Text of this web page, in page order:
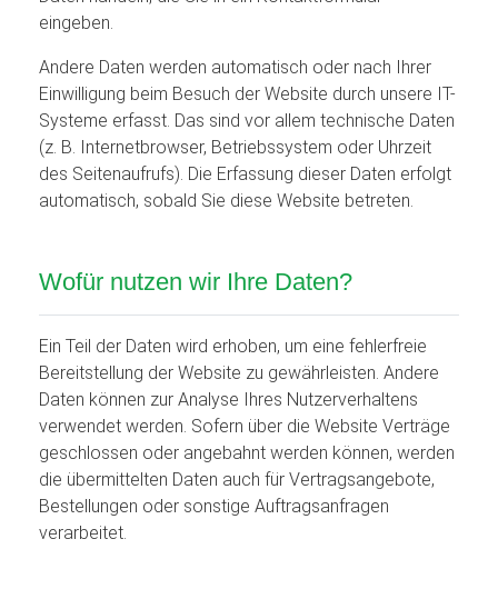
eingeben.
Andere Daten werden automatisch oder nach Ihrer
Einwilligung beim Besuch der Website durch unsere IT-
Systeme erfasst. Das sind vor allem technische Daten
(z. B. Internetbrowser, Betriebssystem oder Uhrzeit
des Seitenaufrufs). Die Erfassung dieser Daten erfolgt
automatisch, sobald Sie diese Website betreten.
Wofür nutzen wir Ihre Daten?
Ein Teil der Daten wird erhoben, um eine fehlerfreie
Bereitstellung der Website zu gewährleisten. Andere
Daten können zur Analyse Ihres Nutzerverhaltens
verwendet werden. Sofern über die Website Verträge
geschlossen oder angebahnt werden können, werden
die übermittelten Daten auch für Vertragsangebote,
Bestellungen oder sonstige Auftragsanfragen
verarbeitet.